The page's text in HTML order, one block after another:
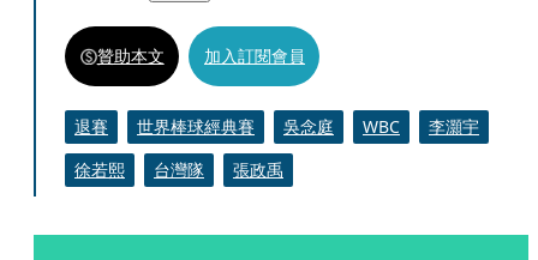
贊助本文 加入訂閱會員
退賽 世界棒球經典賽 吳念庭 WBC
李灝宇
徐若熙
台灣隊 張政禹